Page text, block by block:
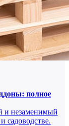
полное
и незаменимый
садоводстве.